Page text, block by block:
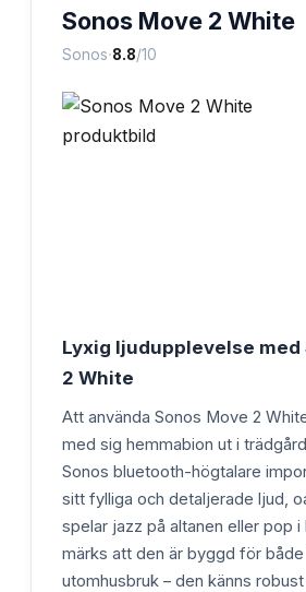
Sonos Move 2 White
Sonos·8.8/10
Lyxig ljudupplevelse med
2 White
Att använda Sonos Move 2
med sig hemmabion ut i
Sonos bluetooth-högtalare
sitt fylliga och detaljerade ljud,
spelar jazz på altanen eller pop
märks att den är byggd för
utomhusbruk – den känns